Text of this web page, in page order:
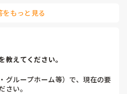
お任せしています。
換間隔を少し長めにするなど、個別
応しています。
りますね。参考になれば幸いです。
をもっと見る
教えてください。
グループホーム等）で、現在の要
さい。